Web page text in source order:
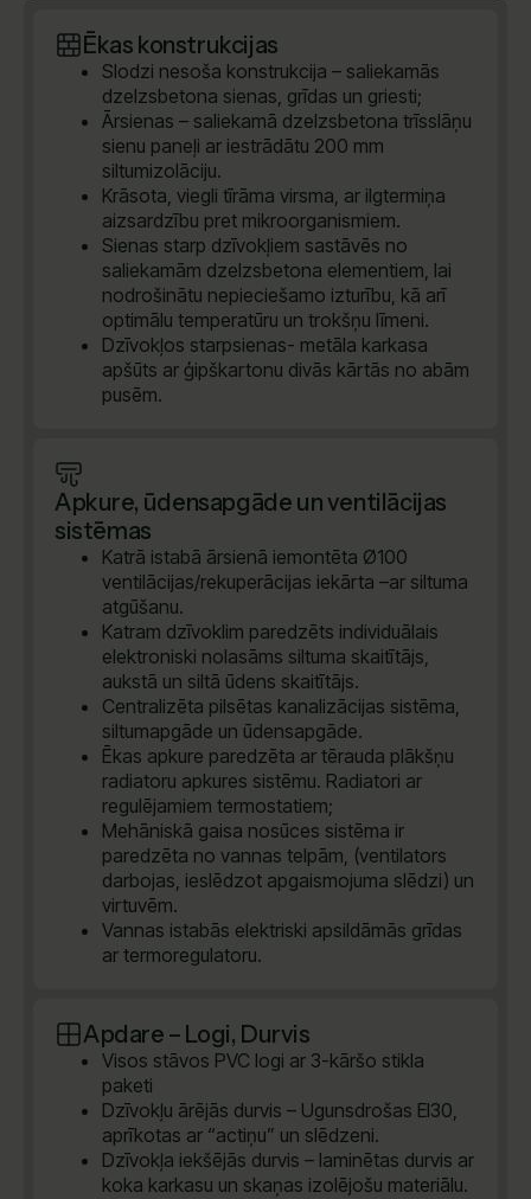
Ēkas konstrukcijas
Slodzi nesoša konstrukcija – saliekamās
dzelzsbetona sienas, grīdas un griesti;
Ārsienas – saliekamā dzelzsbetona trīsslāņu
sienu paneļi ar iestrādātu 200 mm
siltumizolāciju.
Krāsota, viegli tīrāma virsma, ar ilgtermiņa
aizsardzību pret mikroorganismiem.
Sienas starp dzīvokļiem sastāvēs no
saliekamām dzelzsbetona elementiem, lai
nodrošinātu nepieciešamo izturību, kā arī
optimālu temperatūru un trokšņu līmeni.
Dzīvokļos starpsienas- metāla karkasa
apšūts ar ģipškartonu divās kārtās no abām
pusēm.
Apkure, ūdensapgāde un ventilācijas
sistēmas
Katrā istabā ārsienā iemontēta Ø100
ventilācijas/rekuperācijas iekārta –ar siltuma
atgūšanu.
Katram dzīvoklim paredzēts individuālais
elektroniski nolasāms siltuma skaitītājs,
aukstā un siltā ūdens skaitītājs.
Centralizēta pilsētas kanalizācijas sistēma,
siltumapgāde un ūdensapgāde.
Ēkas apkure paredzēta ar tērauda plākšņu
radiatoru apkures sistēmu. Radiatori ar
regulējamiem termostatiem;
Mehāniskā gaisa nosūces sistēma ir
paredzēta no vannas telpām, (ventilators
darbojas, ieslēdzot apgaismojuma slēdzi) un
virtuvēm.
Vannas istabās elektriski apsildāmās grīdas
ar termoregulatoru.
Apdare – Logi, Durvis
Visos stāvos PVC logi ar 3-kāršo stikla
paketi
Dzīvokļu ārējās durvis – Ugunsdrošas EI30,
aprīkotas ar “actiņu” un slēdzeni.
Dzīvokļa iekšējās durvis – laminētas durvis ar
koka karkasu un skaņas izolējošu materiālu.